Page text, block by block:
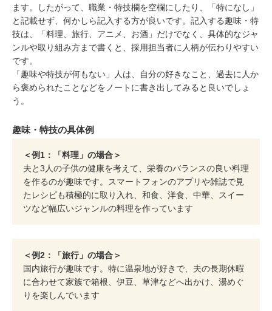
ます。したがって、職業・特技欄を空欄にしたり、「特になし」
と記載せず、何かしら記入する方が良いです。記入する趣味・特
技は、「料理、旅行、アニメ、お酒」だけでなく、具体的なジャ
ンルや取り組み方まで書くと、採用担当者に人柄が伝わりやすい
です。
「趣味や特技が何もない」人は、自分の好きなこと、過去に人か
ら褒められたことなどをノートに書き出してみると良いでしょ
う。
趣味・特技の具体例
＜例1：「料理」の場合＞
夫と3人の子供の健康を考えて、栄養のバランスの良い料理
を作るのが趣味です。スマートフォンのアプリや雑誌で見
たレシピも積極的に取り入れ、和食、洋食、中華、スイー
ツなど幅広いジャンルの料理を作っています
＜例2：「旅行」の場合＞
国内旅行が趣味です。特に温泉地が好きで、夫の長期休暇
に合わせて家族で箱根、伊豆、草津などへ出かけ、湯めぐ
りを楽しんでいます